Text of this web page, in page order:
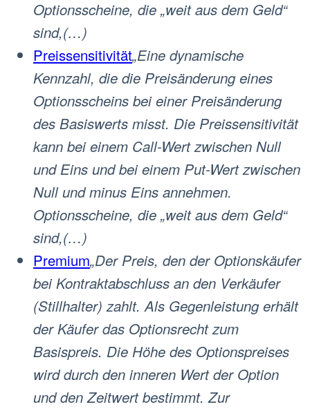
Optionsscheine, die „weit aus dem Geld“
sind,(…)
Preissensitivität„Eine dynamische
Kennzahl, die die Preisänderung eines
Optionsscheins bei einer Preisänderung
des Basiswerts misst. Die Preissensitivität
kann bei einem Call-Wert zwischen Null
und Eins und bei einem Put-Wert zwischen
Null und minus Eins annehmen.
Optionsscheine, die „weit aus dem Geld“
sind,(…)
Premium„Der Preis, den der Optionskäufer
bei Kontraktabschluss an den Verkäufer
(Stillhalter) zahlt. Als Gegenleistung erhält
der Käufer das Optionsrecht zum
Basispreis. Die Höhe des Optionspreises
wird durch den inneren Wert der Option
und den Zeitwert bestimmt. Zur